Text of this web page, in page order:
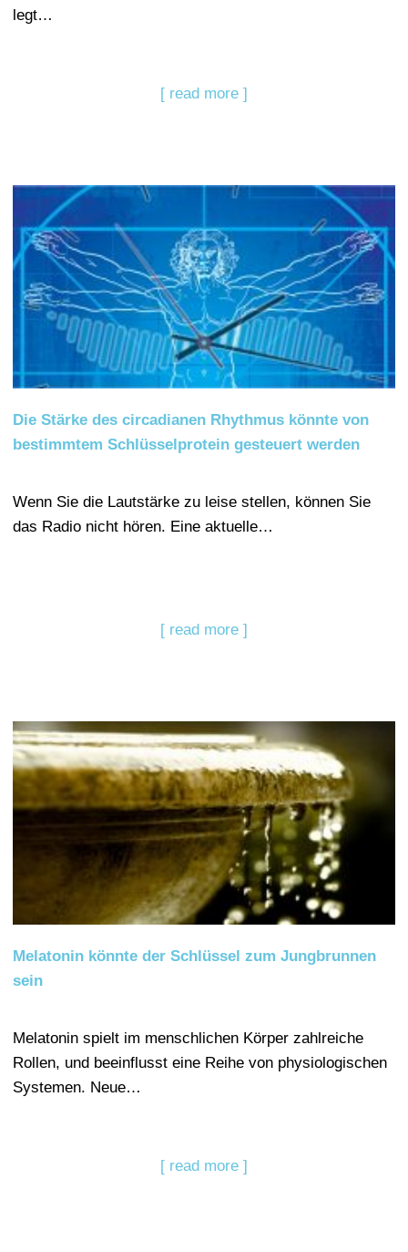
legt…
[ read more ]
Die Stärke des circadianen Rhythmus könnte von
bestimmtem Schlüsselprotein gesteuert werden
Wenn Sie die Lautstärke zu leise stellen, können Sie
das Radio nicht hören. Eine aktuelle…
[ read more ]
Melatonin könnte der Schlüssel zum Jungbrunnen
sein
Melatonin spielt im menschlichen Körper zahlreiche
Rollen, und beeinflusst eine Reihe von physiologischen
Systemen. Neue…
[ read more ]